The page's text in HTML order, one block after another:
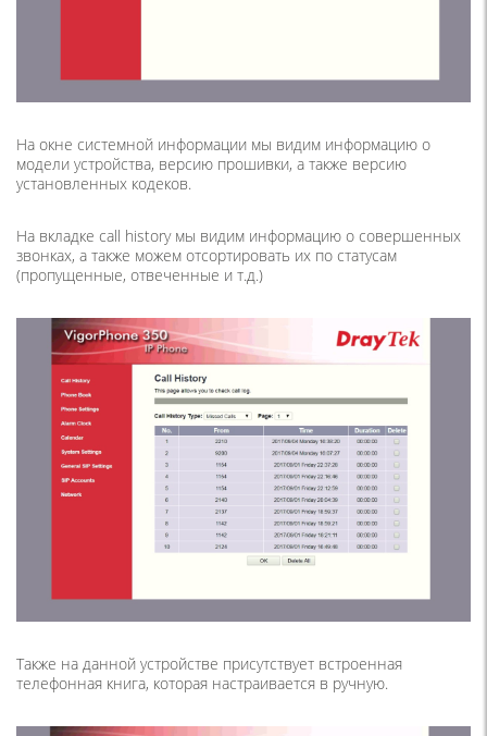
На окне системной информации мы видим информацию о
модели устройства, версию прошивки, а также версию
установленных кодеков.
На вкладке call history мы видим информацию о совершенных
звонках, а также можем отсортировать их по статусам
(пропущенные, отвеченные и т.д.)
Также на данной устройстве присутствует встроенная
телефонная книга, которая настраивается в ручную.